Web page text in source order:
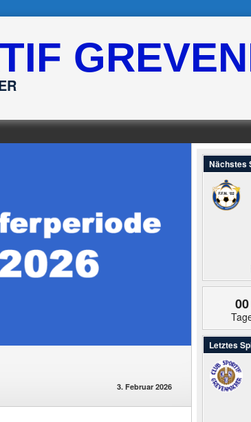
3. Februar 2026
Nächstes
00
Letztes